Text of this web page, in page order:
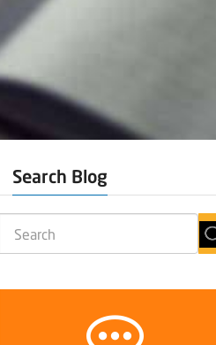
Search Blog